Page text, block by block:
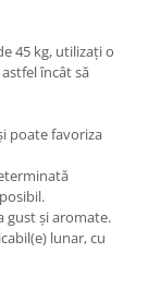
45 kg, utilizați o
încât să
poate favoriza
gust și aromate.
lunar, cu